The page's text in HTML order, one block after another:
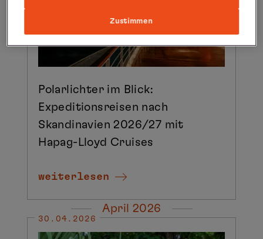
Polarlichter im Blick:
Expeditionsreisen nach
Skandinavien 2026/27 mit
Hapag-Lloyd Cruises
weiterlesen
April 2026
30.04.2026
Zustimmen